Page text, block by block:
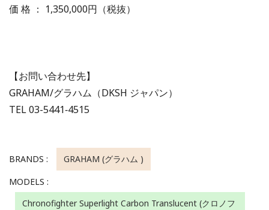
価 格 ： 1,350,000円（税抜）
【お問い合わせ先】
GRAHAM/グラハム（DKSH ジャパン）
TEL 03-5441‐4515
BRANDS :
GRAHAM (グラハム )
MODELS :
Chronofighter Superlight Carbon Translucent (クロノフ